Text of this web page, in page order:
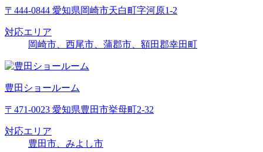
〒444-0844 愛知県岡崎市天白町字河原1-2
対応エリア
岡崎市、西尾市、蒲郡市、額田郡幸田町
豊田ショールーム
〒471-0023 愛知県豊田市挙母町2-32
対応エリア
豊田市、みよし市